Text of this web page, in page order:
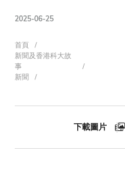
2025-06-25
導
航
連
首頁
新聞及香港科大故
事
新聞
下載圖片